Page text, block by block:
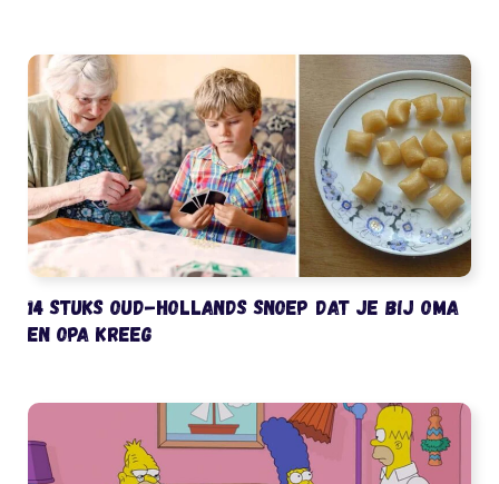
14 stuks oud-Hollands snoep dat je bij oma
en opa kreeg